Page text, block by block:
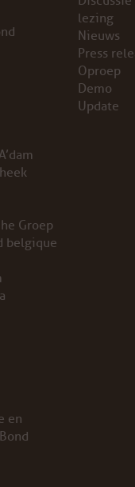
WORKFORCE
Groep
belgique
en
lezing
Nieuws
Press
Oproep
Demo
Update